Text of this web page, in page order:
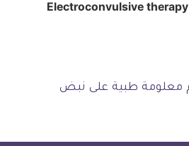
Electroconvulsive therapy